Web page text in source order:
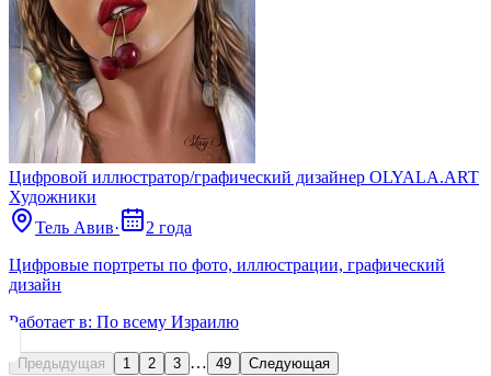
Цифровой иллюстратор/графический дизайнер OLYALA.ART
Художники
Тель Авив·
2 года
Цифровые портреты по фото, иллюстрации, графический
дизайн
Работает в: По всему Израилю
Предыдущая 1 2 3 … 49 Следующая